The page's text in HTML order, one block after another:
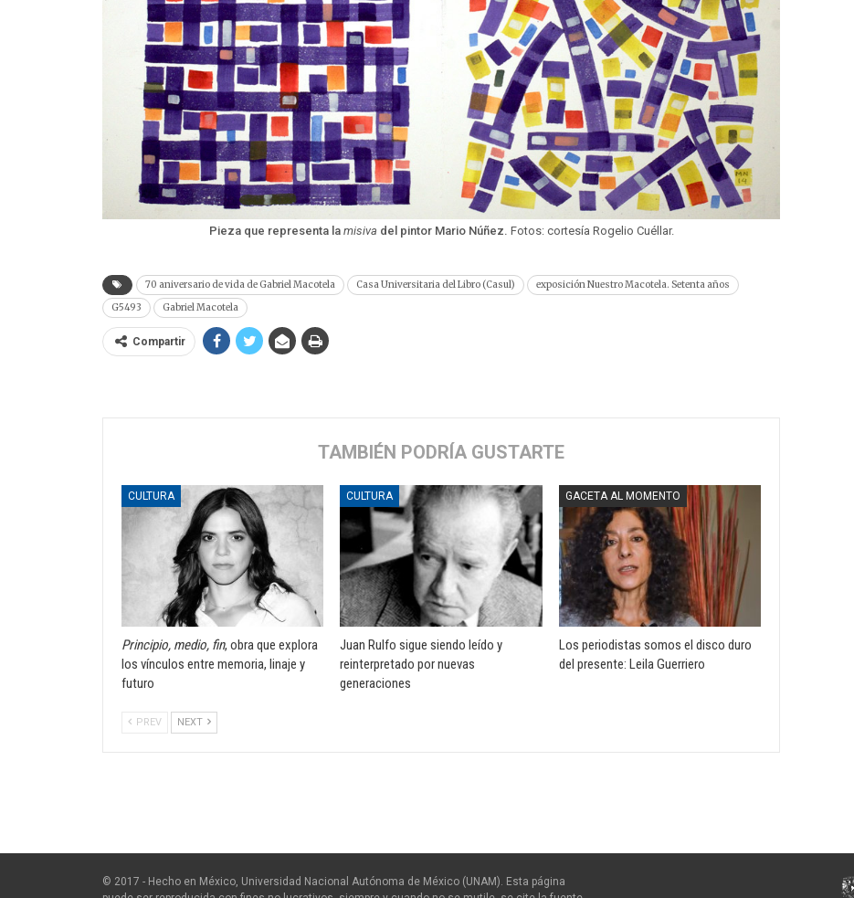
Pieza que representa la misiva del pintor Mario Núñez. Fotos: cortesía Rogelio Cuéllar.
70 aniversario de vida de Gabriel Macotela Casa Universitaria del Libro (Casul)
exposición Nuestro Macotela. Setenta años
G5493
Gabriel Macotela
Compartir
TAMBIÉN PODRÍA GUSTARTE
CULTURA
Principio, medio, fin, obra que explora
los vínculos entre memoria, linaje y
futuro
CULTURA
Juan Rulfo sigue siendo leído y
reinterpretado por nuevas
generaciones
GACETA AL MOMENTO
Los periodistas somos el disco duro
del presente: Leila Guerriero
PREV NEXT
© 2017 - Hecho en México, Universidad Nacional Autónoma de México (UNAM). Esta página